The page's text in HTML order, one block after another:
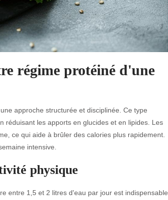
régime protéiné d'une
approche structurée et disciplinée. Ce type
réduisant les apports en glucides et en lipides. Les
ce qui aide à brûler des calories plus rapidement.
intensive.
physique
entre 1,5 et 2 litres d'eau par jour est indispensable